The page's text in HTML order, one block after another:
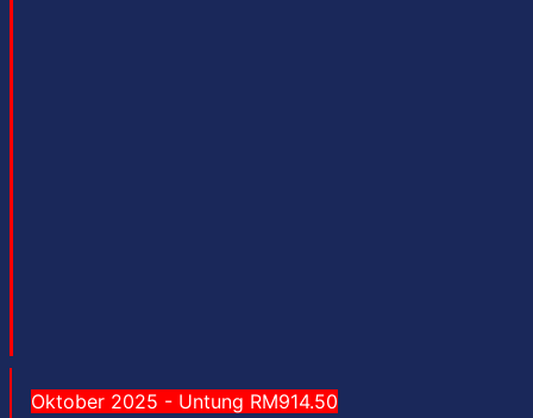
Oktober 2025 - Untung RM914.50